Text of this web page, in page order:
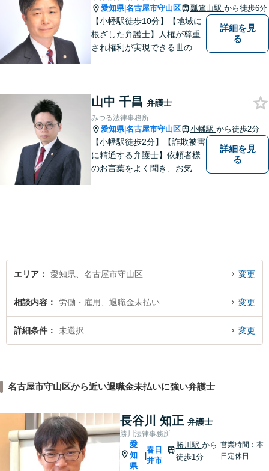
愛知県|名古屋市守山区 瓢箪山駅 から徒歩6分
【小幡駅徒歩10分】【地域に
根ざした弁護士】人権が尊重
され権利が実現できる世の中
故など、幅広く対応可能。
【夜間／休日対応可能】お悩
みの方はどうぞお気軽にご相
談ください。
詳細を見
る
山中 千昌 弁護士
みつる法律事務所
愛知県|名古屋市守山区 小幡駅 から徒歩2分
【小幡駅徒歩2分】【詐欺被害
に精通する弁護士】依頼者様
のお言葉をよく聞き、お気持
詳細を見
る
エリア 愛知県、名古屋市守山区 変更
相談内容 労働・雇用、退職金未払い 変更
詳細条件 未選択 変更
名古屋市守山区から近い退職金未払いに強い弁護士
長谷川 知正 弁護士
勝川法律事務所
愛
知
県
春日
井市
勝川駅 から
徒歩1分
営業時間：本
日定休日